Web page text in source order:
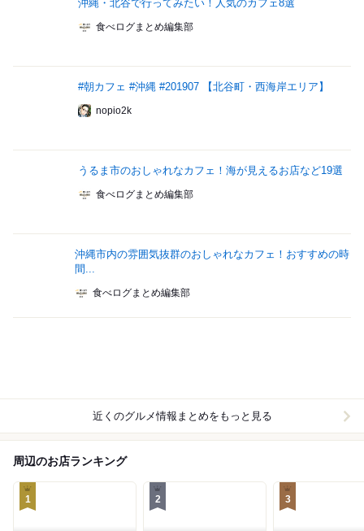
沖縄・北谷で行ってみたい！人気のカフェ8選
食べログまとめ編集部
#朝カフェ #沖縄 #201907 【北谷町・西海岸エリア】
nopio2k
うるま市のおしゃれなカフェ！海が見えるお店など19選
食べログまとめ編集部
沖縄市内の雰囲気抜群のおしゃれなカフェ！おすすめの時
間...
食べログまとめ編集部
近くのグルメ情報まとめをもっと見る
周辺のお店ランキング
1 2 3